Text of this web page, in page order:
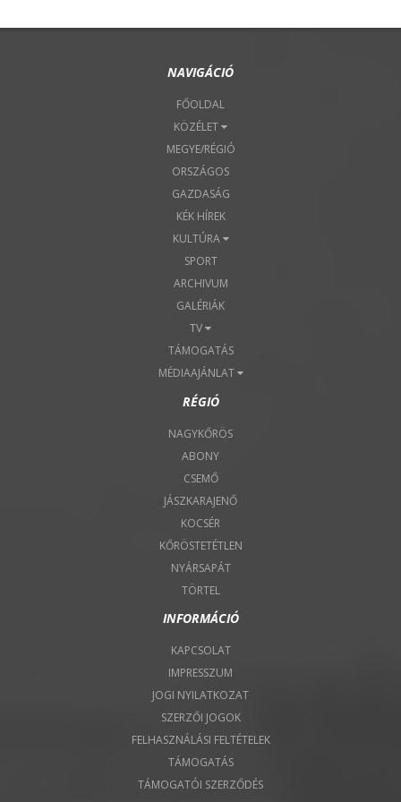
NAVIGÁCIÓ
FŐOLDAL
KÖZÉLET
MEGYE/RÉGIÓ
ORSZÁGOS
GAZDASÁG
KÉK HÍREK
KULTÚRA
SPORT
ARCHIVUM
GALÉRIÁK
TV
TÁMOGATÁS
MÉDIAAJÁNLAT
RÉGIÓ
NAGYKŐRÖS
ABONY
CSEMŐ
JÁSZKARAJENŐ
KOCSÉR
KŐRÖSTETÉTLEN
NYÁRSAPÁT
TÖRTEL
INFORMÁCIÓ
KAPCSOLAT
IMPRESSZUM
JOGI NYILATKOZAT
SZERZŐI JOGOK
FELHASZNÁLÁSI FELTÉTELEK
TÁMOGATÁS
TÁMOGATÓI SZERZŐDÉS